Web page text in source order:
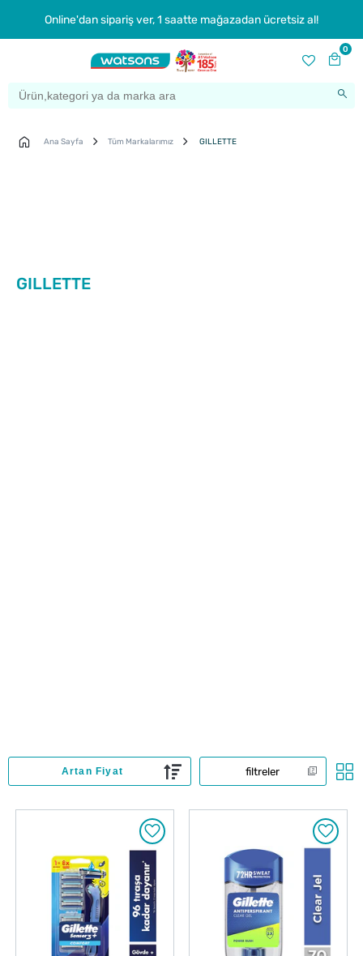
Online'dan sipariş ver, 1 saatte mağazadan ücretsiz al!
0
Ana Sayfa Tüm Markalarımız GILLETTE
GILLETTE
filtreler